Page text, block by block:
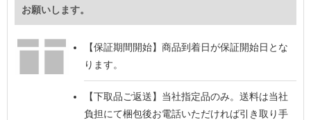
お願いします。
【保証期間開始】 商品到着日が保証開始日とな
ります。
【下取品ご返送】 当社指定品のみ。送料は当社
負担にて梱包後お電話いただければ引き取り手